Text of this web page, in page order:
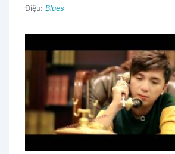
Điệu: Blues